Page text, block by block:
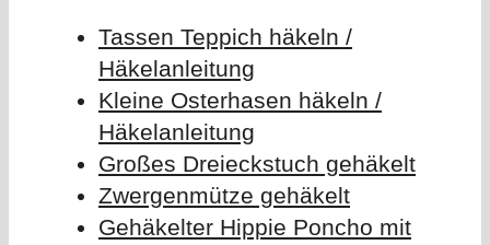
Tassen Teppich häkeln /
Häkelanleitung
Kleine Osterhasen häkeln /
Häkelanleitung
Großes Dreieckstuch gehäkelt
Zwergenmütze gehäkelt
Gehäkelter Hippie Poncho mit